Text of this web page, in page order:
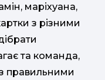
маріхуана,
з різними
та команда,
правильними